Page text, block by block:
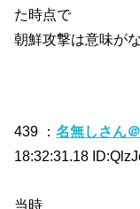
た時点で
朝鮮攻撃は意味が
439 ：名無しさん
18:32:31.18
当時